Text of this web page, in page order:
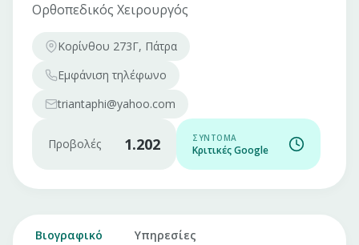
Ορθοπεδικός Χειρουργός
Κορίνθου 273Γ, Πάτρα
Εμφάνιση τηλέφωνο
triantaphi@yahoo.com
Προβολές 1.202 ΣΎΝΤΟΜΑ
Κριτικές Google
Βιογραφικό Υπηρεσίες